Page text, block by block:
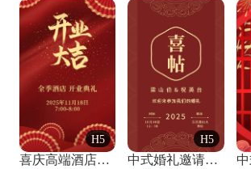
H5
喜庆高端酒店开业大吉邀请函
H5
中式婚礼邀请函中国风传统复古婚礼请柬请帖